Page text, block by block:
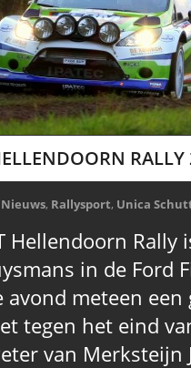
RALLY
Nieuws, Rallysport, Unica
Hellendoorn
in de Ford
avond meteen
tegen het eind
van Merksteijn